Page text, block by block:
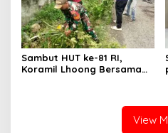
Sambut HUT ke-81 RI,
Koramil Lhoong Bersama
View